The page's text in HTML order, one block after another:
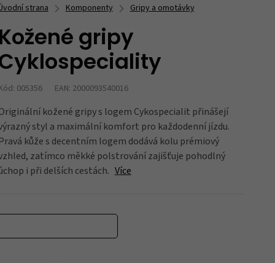
Gravel kola
děti 6 - 9 let
Juniorská kola
děti nad 12 let
Díly pro dětská kola
náhradní díly a součástky
Koloběžky pro děti
MTB
Chrániče na kolo
Zvonky
Zámky
Nářadí
Brzdy
Duše, pláště a ventilky
Doplňky v akci
Brašny v akci
dárky pro MTB cyklisty
Bestsellery
co si oblíbili naši zákazníci
strana Komponenty Gripy a omotávky
gripy
005356 EAN: 2000093540016
kožené gripy s logem Cykospecialit přinášejí
styl a maximální komfort pro každodenní jízdu.
kůže s decentním logem dodává kolu prémiový
zatímco měkké polstrování zajišťuje pohodlný
i při delších cestách. Více